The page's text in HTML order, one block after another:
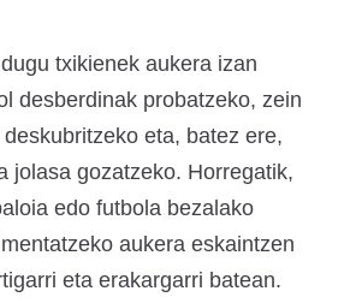
txikienek aukera izan
desberdinak probatzeko, zein
eta, batez ere,
jolasa gozatzeko. Horregatik,
edo futbola bezalako
aukera eskaintzen
eta erakargarri batean.